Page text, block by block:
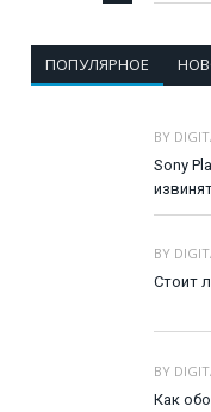
ПОПУЛЯРНОЕ
BY
Sony
BY
Стоит
BY
Как